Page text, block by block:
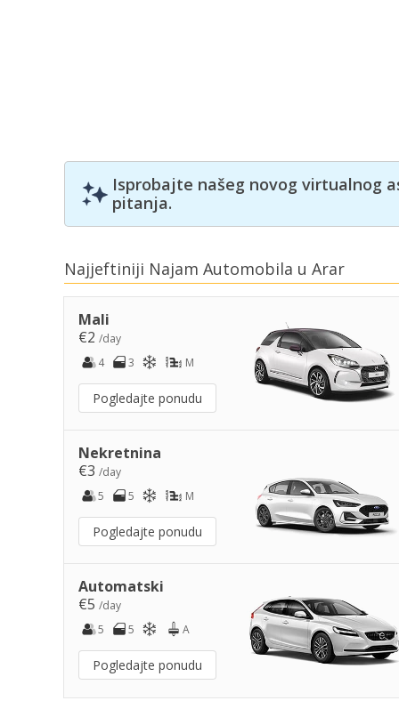
Isprobajte našeg novog virtualnog
pitanja.
Najjeftiniji Najam Automobila u Arar
Mali
€2 /day
4
3 M
Pogledajte ponudu
Nekretnina
€3 /day
5
5 M
Pogledajte ponudu
Automatski
€5 /day
5
5 A
Pogledajte ponudu